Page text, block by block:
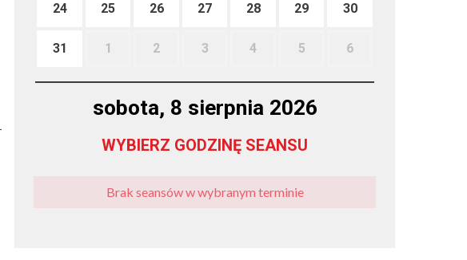
24 25 26 27 28 29 30
31 1 2 3 4 5 6
sobota, 8 sierpnia 2026
WYBIERZ GODZINĘ SEANSU
Brak seansów w wybranym terminie